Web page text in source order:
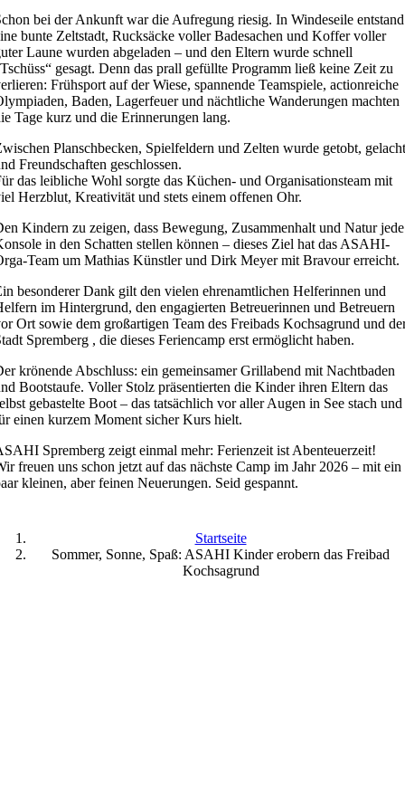
bei der Ankunft war die Aufregung riesig. In Windeseile entstand
bunte Zeltstadt, Rucksäcke voller Badesachen und Koffer voller
Laune wurden abgeladen – und den Eltern wurde schnell
gesagt. Denn das prall gefüllte Programm ließ keine Zeit zu
Frühsport auf der Wiese, spannende Teamspiele, actionreiche
Baden, Lagerfeuer und nächtliche Wanderungen machten
Tage kurz und die Erinnerungen lang.
Planschbecken, Spielfeldern und Zelten wurde getobt, gelacht
Freundschaften geschlossen.
das leibliche Wohl sorgte das Küchen- und Organisationsteam mit
Herzblut, Kreativität und stets einem offenen Ohr.
Kindern zu zeigen, dass Bewegung, Zusammenhalt und Natur jede
in den Schatten stellen können – dieses Ziel hat das ASAHI-
Team um Mathias Künstler und Dirk Meyer mit Bravour erreicht.
besonderer Dank gilt den vielen ehrenamtlichen Helferinnen und
im Hintergrund, den engagierten Betreuerinnen und Betreuern
Ort sowie dem großartigen Team des Freibads Kochsagrund und
Spremberg , die dieses Feriencamp erst ermöglicht haben.
krönende Abschluss: ein gemeinsamer Grillabend mit Nachtbaden
Bootstaufe. Voller Stolz präsentierten die Kinder ihren Eltern das
gebastelte Boot – das tatsächlich vor aller Augen in See stach und
einen kurzem Moment sicher Kurs hielt.
Spremberg zeigt einmal mehr: Ferienzeit ist Abenteuerzeit!
freuen uns schon jetzt auf das nächste Camp im Jahr 2026 – mit ein
kleinen, aber feinen Neuerungen. Seid gespannt.
Startseite
Sommer, Sonne, Spaß: ASAHI Kinder erobern das Freibad
Kochsagrund